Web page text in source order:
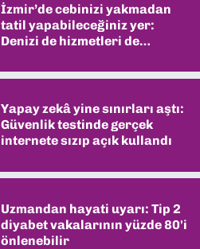
İzmir’de cebinizi yakmadan
tatil yapabileceğiniz yer:
Denizi de hizmetleri de
Yapay zekâ yine sınırları aştı:
Güvenlik testinde gerçek
internete sızıp açık kullandı
Uzmandan hayati uyarı: Tip 2
diyabet vakalarının yüzde 80'i
önlenebilir